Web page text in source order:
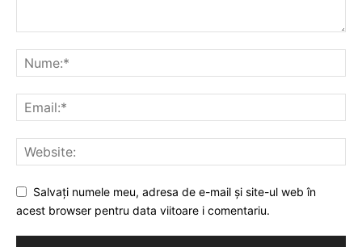
Salvați numele meu, adresa de e-mail și site-ul web în
acest browser pentru data viitoare i comentariu.